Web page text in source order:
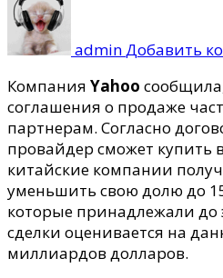
adminДобавить
Компания Yahoo
соглашения о продаже
партнерам. Согласно
провайдер сможет купить
китайские компании
уменьшить свою долю до
которые принадлежали до
сделки оценивается на
миллиардов долларов.